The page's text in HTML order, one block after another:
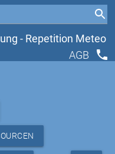
- Repetition Meteo
AGB
phone